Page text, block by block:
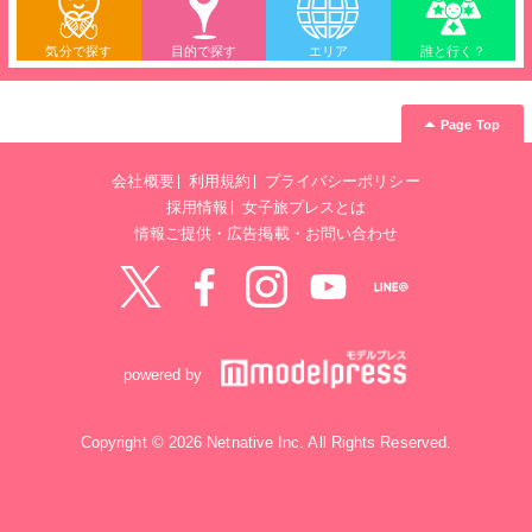
気分で探す 目的で探す エリア 誰と行く？
Page Top
会社概要 利用規約
プライバシーポリシー
採用情報
女子旅プレスとは
情報ご提供・広告掲載・お問い合わせ
powered by
Copyright © 2026 Netnative Inc. All Rights Reserved.